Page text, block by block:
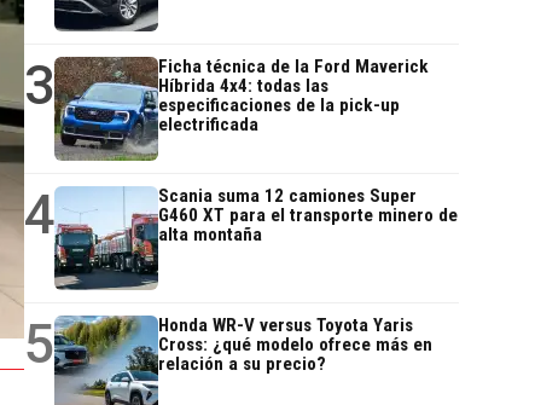
3
Ficha técnica de la Ford Maverick
Híbrida 4x4: todas las
especificaciones de la pick-up
electrificada
4
Scania suma 12 camiones Super
G460 XT para el transporte minero de
alta montaña
5
Honda WR-V versus Toyota Yaris
Cross: ¿qué modelo ofrece más en
relación a su precio?